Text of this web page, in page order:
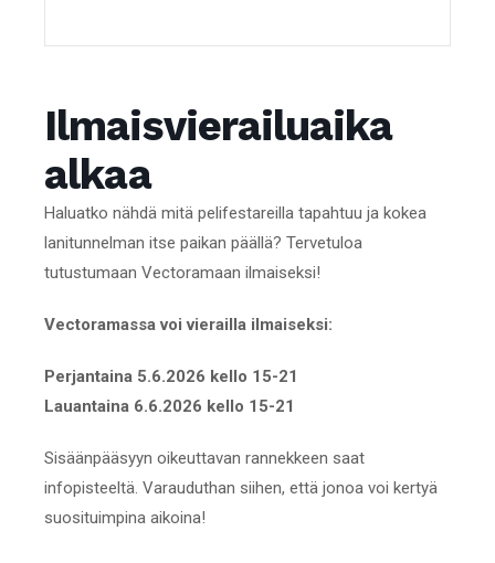
Ilmaisvierailuaika
alkaa
Haluatko nähdä mitä pelifestareilla tapahtuu ja kokea
lanitunnelman itse paikan päällä? Tervetuloa
tutustumaan Vectoramaan ilmaiseksi!
Vectoramassa voi vierailla ilmaiseksi:
Perjantaina 5.6.2026 kello 15-21
Lauantaina 6.6.2026 kello 15-21
Sisäänpääsyyn oikeuttavan rannekkeen saat
infopisteeltä. Varauduthan siihen, että jonoa voi kertyä
suosituimpina aikoina!